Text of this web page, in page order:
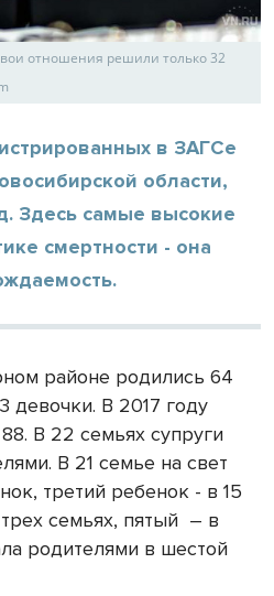
отношения решили только 32
в ЗАГСе
области,
Здесь самые высокие
смертности - она
районе родились 64
девочки. В 2017 году
В 22 семьях супруги
В 21 семье на свет
третий ребенок - в 15
семьях, пятый – в
родителями в шестой